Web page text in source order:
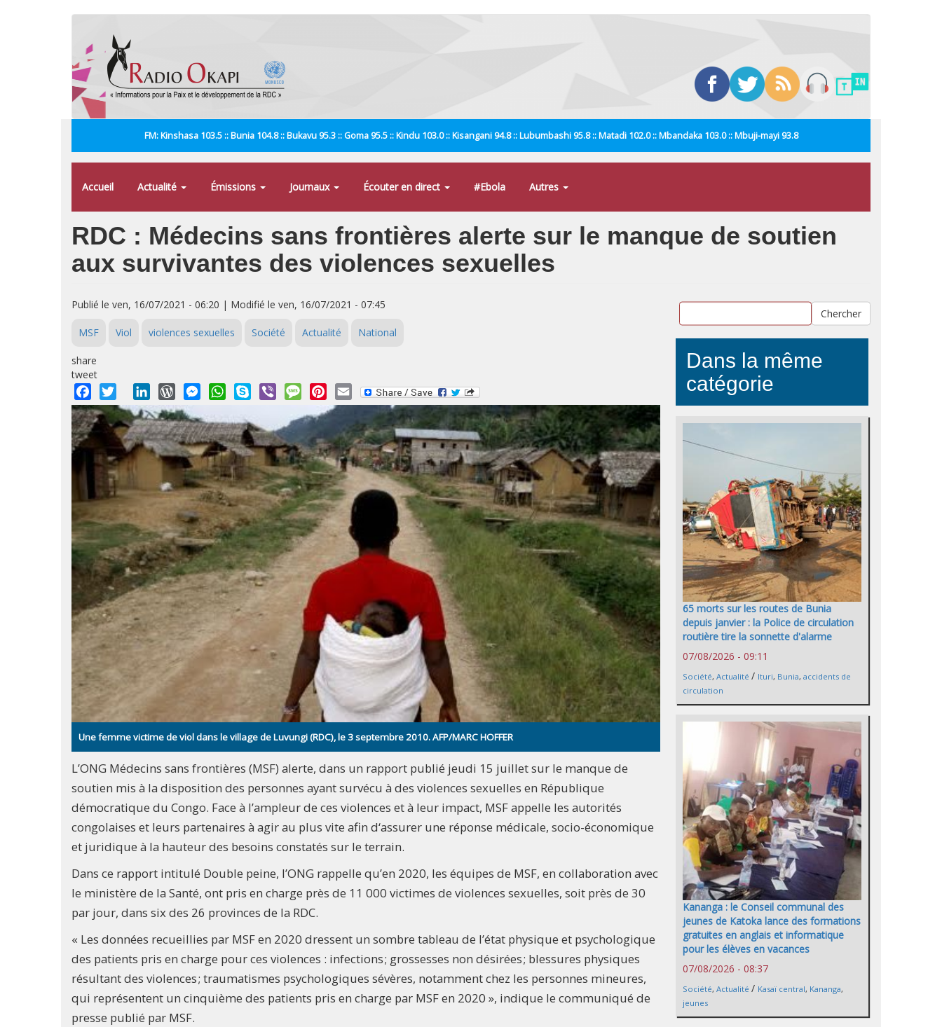
FM: Kinshasa 103.5 :: Bunia 104.8 :: Bukavu 95.3 :: Goma 95.5 :: Kindu 103.0 :: Kisangani 94.8 :: Lubumbashi 95.8 :: Matadi 102.0 :: Mbandaka 103.0 :: Mbuji-mayi 93.8
Accueil Actualité Émissions Journaux Écouter en direct #Ebola Autres
RDC : Médecins sans frontières alerte sur le manque de soutien
aux survivantes des violences sexuelles
Publié le ven, 16/07/2021 - 06:20 | Modifié le ven, 16/07/2021 - 07:45
MSF Viol violences sexuelles Société Actualité National
share
tweet
Facebook
Twitter LinkedInWordPressMessengerWhatsApp
Skype Viber MessagePinterest
Email
Une femme victime de viol dans le village de Luvungi (RDC), le 3 septembre 2010. AFP/MARC HOFFER
L’ONG Médecins sans frontières (MSF) alerte, dans un rapport publié jeudi 15 juillet sur le manque de
soutien mis à la disposition des personnes ayant survécu à des violences sexuelles en République
démocratique du Congo. Face à l’ampleur de ces violences et à leur impact, MSF appelle les autorités
congolaises et leurs partenaires à agir au plus vite afin d‘assurer une réponse médicale, socio-économique
et juridique à la hauteur des besoins constatés sur le terrain.
Dans ce rapport intitulé Double peine, l’ONG rappelle qu’en 2020, les équipes de MSF, en collaboration avec
le ministère de la Santé, ont pris en charge près de 11 000 victimes de violences sexuelles, soit près de 30
par jour, dans six des 26 provinces de la RDC.
« Les données recueillies par MSF en 2020 dressent un sombre tableau de l’état physique et psychologique
des patients pris en charge pour ces violences : infections ; grossesses non désirées ; blessures physiques
résultant des violences ; traumatismes psychologiques sévères, notamment chez les personnes mineures,
qui représentent un cinquième des patients pris en charge par MSF en 2020 », indique le communiqué de
presse publié par MSF.
Chercher
Dans la même
catégorie
65 morts sur les routes de Bunia
depuis janvier : la Police de circulation
routière tire la sonnette d'alarme
07/08/2026 - 09:11
Société, Actualité / Ituri, Bunia, accidents de
circulation
Kananga : le Conseil communal des
jeunes de Katoka lance des formations
gratuites en anglais et informatique
pour les élèves en vacances
07/08/2026 - 08:37
Société, Actualité / Kasaï central, Kananga,
jeunes